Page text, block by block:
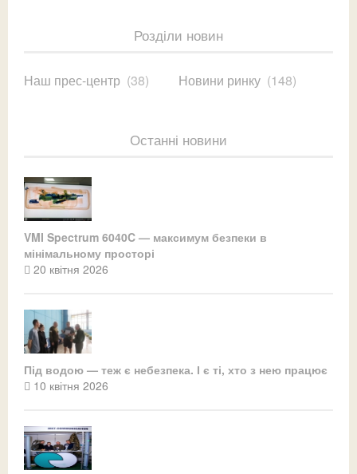
Розділи новин
Наш прес-центр (38) Новини ринку (148)
Останні новини
VMI Spectrum 6040C — максимум безпеки в
мінімальному просторі
20 квітня 2026
Під водою — теж є небезпека. І є ті, хто з нею працює
10 квітня 2026